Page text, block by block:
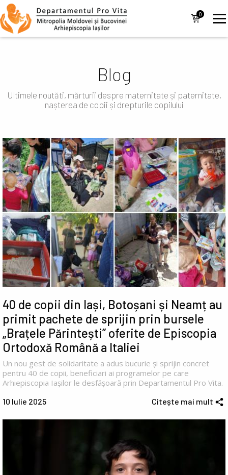
Mergi la conţinutul principal
0
items
Navigare
principală
Blog
Ultimele noutăti, mărturii despre maternitate și paternitate,
nașterea de copii și drepturile copilului
40 de copii din Iași, Botoșani și Neamț au
primit pachete de sprijin prin bursele
„Brațele Părintești” oferite de Episcopia
Ortodoxă Română a Italiei
Un nou gest de solidaritate a adus bucurie și sprijin concret
pentru 40 de copii, beneficiari ai programelor pe care
Arhiepiscopia Iașilor le desfășoară prin Departamentul Pro Vita.
10 Iulie 2025 Citește mai mult